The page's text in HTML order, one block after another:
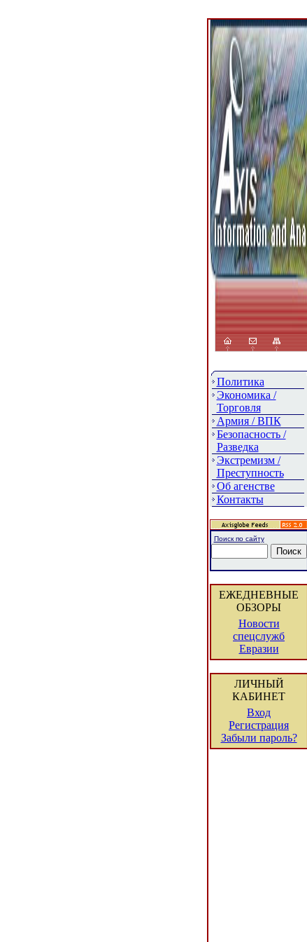
Политика
Экономика /
Торговля
Армия / ВПК
Безопасность /
Разведка
Экстремизм /
Преступность
Об агенстве
Контакты
Поиск по сайту
ЕЖЕДНЕВНЫЕ
ОБЗОРЫ
Новости
спецслужб
Евразии
ЛИЧНЫЙ
КАБИНЕТ
Вход
Регистрация
Забыли пароль?